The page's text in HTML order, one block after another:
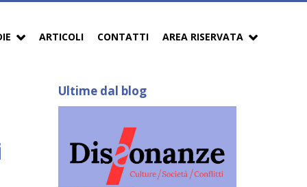
ARTICOLI CONTATTI AREA RISERVATA
Ultime dal blog